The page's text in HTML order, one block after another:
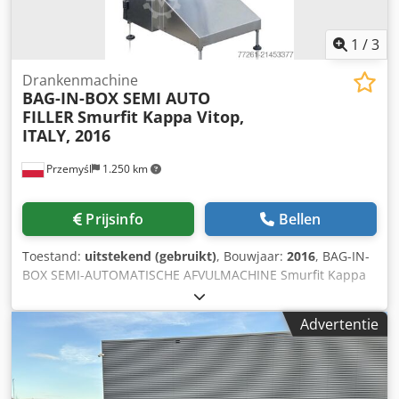
1 /3
Przemyśl 1.250 km
Drankenmachine
BAG-IN-BOX SEMI AUTO
FILLER Smurfit Kappa Vitop,
ITALY, 2016
Prijsinfo Bellen
Toestand: uitstekend (gebruikt), Bouwjaar: 2016, BAG-IN-
BOX SEMI-AUTOMATISCHE AFVULMACHINE Smurfit Kappa
Vitop, ITALIË, 2016 Vulvolume zak: 1L tot 28L Vulvolume
pouch-up: 1L tot 3L Touchscreen bedieningspaneel De
semi-automatische afvulmachine Vitop is ontworpen voor
het afvullen van vloeibare en halfvloeibare producten in
zakken en pouches. Verbeterde houdbaarheid dankzij het
revolutionaire vulventiel dat het vacuüm- en stikstofcircuit
Advertentie